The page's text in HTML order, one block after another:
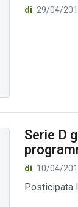
di 29/04/
Serie D
di 10/04/
Posticipata